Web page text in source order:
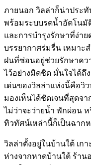
ภายนอก วิลล่าก็น่าประ
พร้อมระบบรดน้ำอัตโนมั
และการบำรุงรักษาที่ง่า
บรรยากาศร่มรื่น เหมาะ
ฝนที่ซ่อนอยู่ช่วยรักษาค
ไว้อย่างมิดชิด มั่นใจได้ถึ
เด่นของวิลล่าแห่งนี้คือวิ
มองเห็นได้ชัดเจนที่สุดจ
ไม่ว่าจะว่ายน้ำ พักผ่อน
ทิวทัศน์เหล่านี้ก็เป็นฉาก
วิลล่าตั้งอยู่ในบ้านใต้ เก
ห่างจากหาดบ้านใต้ ร้าน